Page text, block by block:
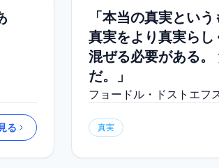
る
「本当の真実とい
真実をより真実ら
混ぜる必要がある
だ。」
フョードル・ドストエフ
真実